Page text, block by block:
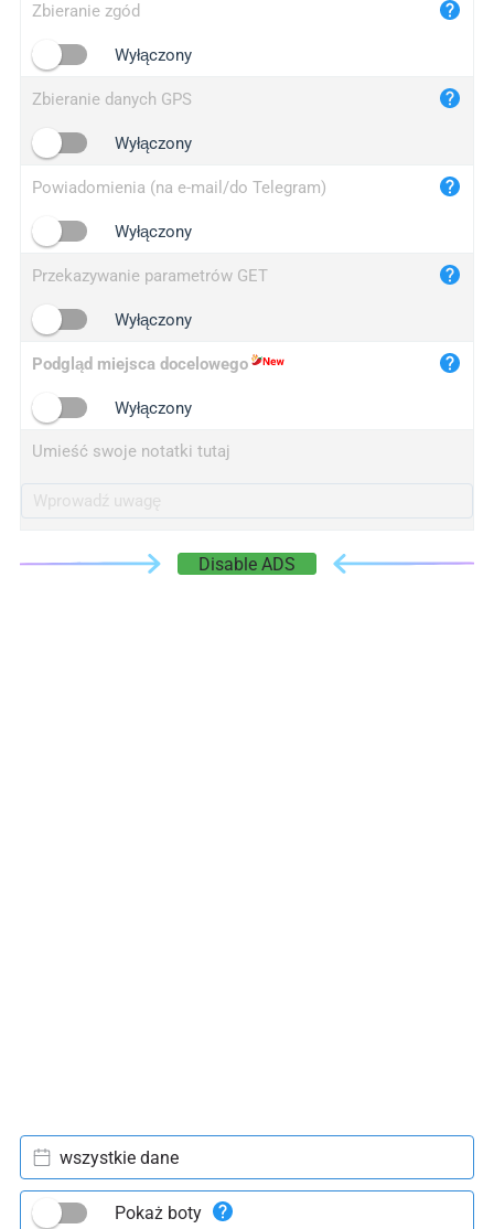
yip.su
iplogger.info
Zbieranie zgód
Wyłączony
Zbieranie danych GPS
Wyłączony
Powiadomienia (na e-mail/do Telegram)
Wyłączony
Przekazywanie parametrów GET
Wyłączony
Podgląd miejsca docelowego
Wyłączony
Umieść swoje notatki tutaj
Disable ADS
wszystkie dane
Pokaż boty